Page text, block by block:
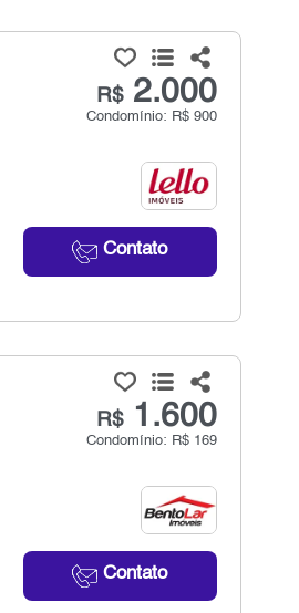
R$2.000
Condomínio: R$ 900
Contato
R$1.600
Condomínio: R$ 169
Contato